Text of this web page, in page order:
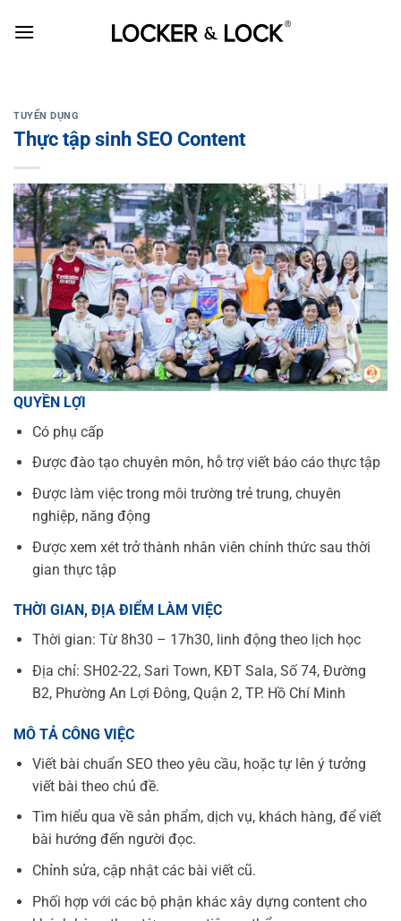
TUYỂN DỤNG
Thực tập sinh SEO Content
QUYỀN LỢI
Có phụ cấp
Được đào tạo chuyên môn, hỗ trợ viết báo cáo thực tập
Được làm việc trong môi trường trẻ trung, chuyên
nghiệp, năng động
Được xem xét trở thành nhân viên chính thức sau thời
gian thực tập
THỜI GIAN, ĐỊA ĐIỂM LÀM VIỆC
Thời gian: Từ 8h30 – 17h30, linh động theo lịch học
Địa chỉ: SH02-22, Sari Town, KĐT Sala, Số 74, Đường
B2, Phường An Lợi Đông, Quận 2, TP. Hồ Chí Minh
MÔ TẢ CÔNG VIỆC
Viết bài chuẩn SEO theo yêu cầu, hoặc tự lên ý tưởng
viết bài theo chủ đề.
Tìm hiểu qua về sản phẩm, dịch vụ, khách hàng, để viết
bài hướng đến người đọc.
Chỉnh sửa, cập nhật các bài viết cũ.
Phối hợp với các bộ phận khác xây dựng content cho